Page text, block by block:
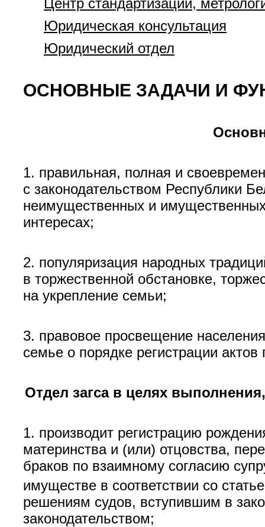
Центр стандартизации,
Юридическая консультация
Юридический отдел
ОСНОВНЫЕ ЗАДАЧИ И
1. правильная, полная и
с законодательством Республики
неимущественных и
интересах;
2. популяризация народных
в торжественной обстановке,
на укрепление семьи;
3. правовое просвещение
семье о порядке регистрации актов
Отдел загса в целях
1. производит регистрацию
материнства и (или) отцовства,
браков по взаимному согласию
имуществе в соответствии со
решениям судов, вступившим в
законодательством;